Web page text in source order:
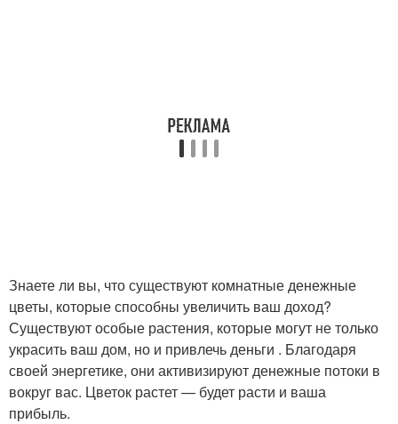
Знаете ли вы, что существуют комнатные денежные
цветы, которые способны увеличить ваш доход?
Существуют особые растения, которые могут не только
украсить ваш дом, но и привлечь деньги . Благодаря
своей энергетике, они активизируют денежные потоки в
вокруг вас. Цветок растет — будет расти и ваша
прибыль.